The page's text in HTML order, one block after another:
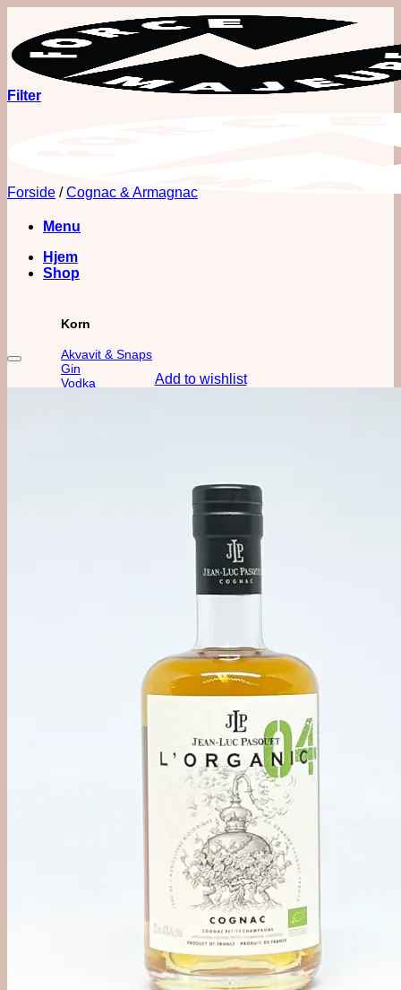
indhold
Menu
Hjem
Shop
Korn
Akvavit & Snaps
Gin
Vodka
Pisco & Grappa
Øl, Cider & Dåse Drinks
Bargrej & Bitters
Filter
Forside / Cognac & Armagnac
Add to wishlist